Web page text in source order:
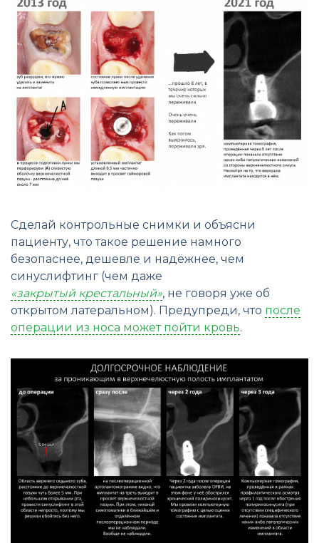
Сделай контрольные снимки и объясни
пациенту, что такое решение намного
безопаснее, дешевле и надёжнее, чем
синуслифтинг (чем даже
«закрытый крестальный», не говоря уже об
открытом латеральном). Предупреди, что после
операции из носа может пойти кровь.